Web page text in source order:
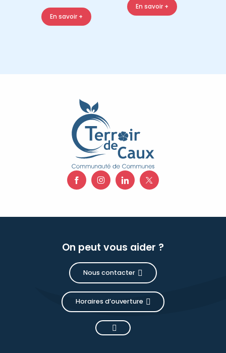
En savoir +
En savoir +
On peut vous aider ?
Nous contacter
Horaires d’ouverture